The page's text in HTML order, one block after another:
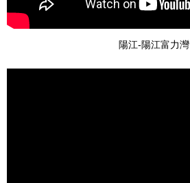
陽江-陽江富力灣